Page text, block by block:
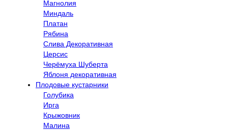
Магнолия
Миндаль
Платан
Рябина
Слива Декоративная
Церсис
Черёмуха Шуберта
Яблоня декоративная
Плодовые кустарники
Голубика
Ирга
Крыжовник
Малина